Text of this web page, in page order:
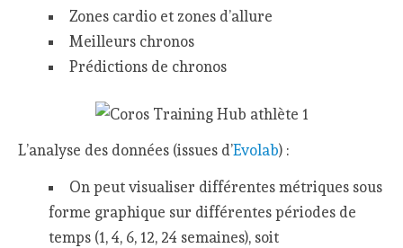
Zones cardio et zones d’allure
Meilleurs chronos
Prédictions de chronos
L’analyse des données (issues d’Evolab) :
On peut visualiser différentes métriques sous
forme graphique sur différentes périodes de
temps (1, 4, 6, 12, 24 semaines), soit